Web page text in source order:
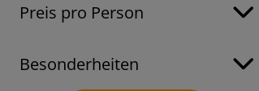
Preis pro Person
Besonderheiten